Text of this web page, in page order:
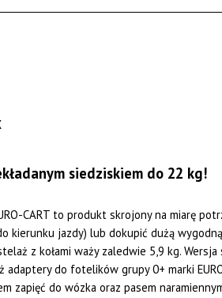
siedziskiem do 22 kg!
CART to produkt skrojony na miarę
kierunku jazdy) lub dokupić dużą
z kołami waży zaledwie 5,9 kg.
do fotelików grupy 0+ marki
zapięć do wózka oraz pasem